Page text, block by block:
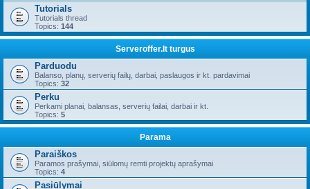
Tutorials
Tutorials thread
Topics: 144
Serveroffer.lt turgus
Parduodu
Balanso, planų, serverių failų, darbai, paslaugos ir kt. pardavimai
Topics: 32
Perku
Perkami planai, balansas, serverių failai, darbai ir kt.
Topics: 5
Parama
Paraiškos
Paramos prašymai, siūlomų remti projektų aprašymai
Topics: 4
Pasiūlymai